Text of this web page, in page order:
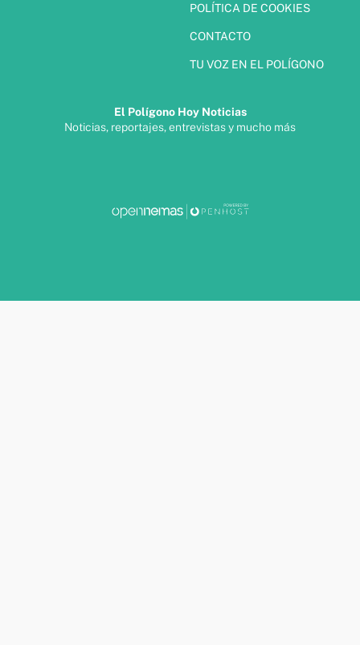
POLÍTICA DE COOKIES
CONTACTO
TU VOZ EN EL POLÍGONO
El Polígono Hoy Noticias
Noticias, reportajes, entrevistas y mucho más